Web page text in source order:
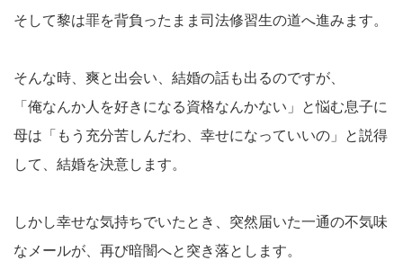
そして黎は罪を背負ったまま司法修習生の道へ進みます。
そんな時、爽と出会い、結婚の話も出るのですが、
「俺なんか人を好きになる資格なんかない」と悩む息子に
母は「もう充分苦しんだわ、幸せになっていいの」と説得
して、結婚を決意します。
しかし幸せな気持ちでいたとき、突然届いた一通の不気味
なメールが、再び暗闇へと突き落とします。